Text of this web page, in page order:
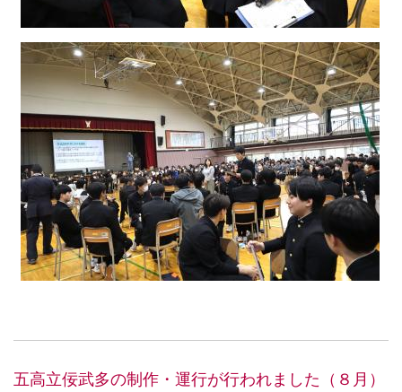
五高立佞武多の制作・運行が行われました（８月）